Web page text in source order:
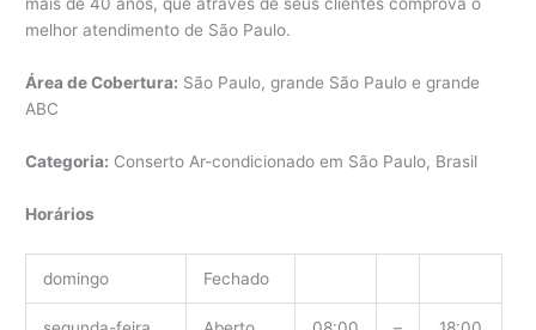
melhor atendimento de São Paulo.
Área de Cobertura: São Paulo, grande São Paulo e grande
ABC
Categoria: Conserto Ar-condicionado em São Paulo, Brasil
Horários
domingo Fechado